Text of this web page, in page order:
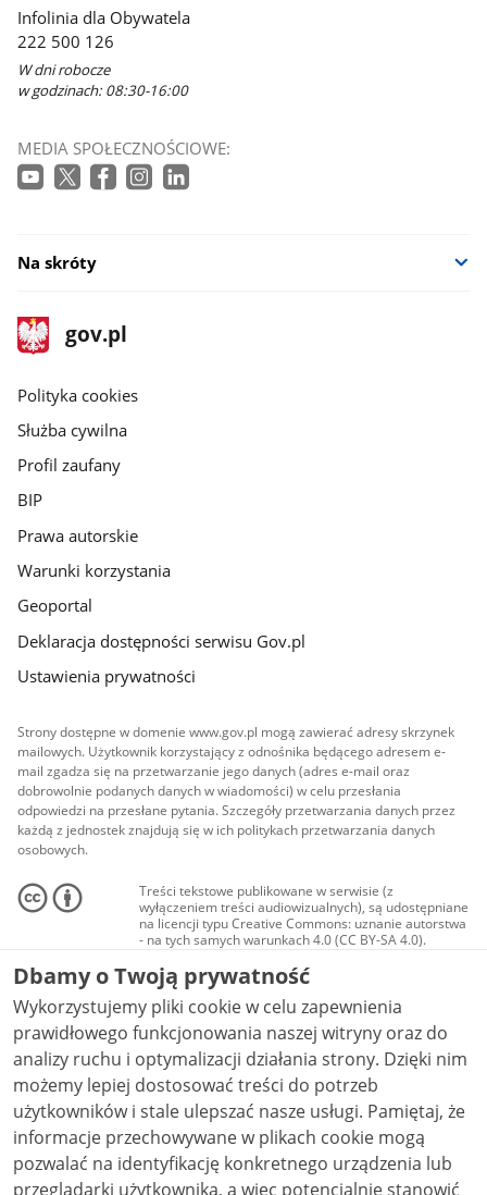
Infolinia dla Obywatela
222 500 126
W dni robocze
w godzinach: 08:30-16:00
MEDIA SPOŁECZNOŚCIOWE:
Na skróty
stopka
gov.pl
Strona
gov.pl
gov.pl
Polityka cookies
Służba cywilna
Profil zaufany
BIP
Prawa autorskie
Warunki korzystania
Geoportal
Deklaracja dostępności serwisu Gov.pl
Ustawienia prywatności
Strony dostępne w domenie www.gov.pl mogą zawierać adresy skrzynek
mailowych. Użytkownik korzystający z odnośnika będącego adresem e-
mail zgadza się na przetwarzanie jego danych (adres e-mail oraz
dobrowolnie podanych danych w wiadomości) w celu przesłania
odpowiedzi na przesłane pytania. Szczegóły przetwarzania danych przez
każdą z jednostek znajdują się w ich politykach przetwarzania danych
osobowych.
Treści tekstowe publikowane w serwisie (z
wyłączeniem treści audiowizualnych), są udostępniane
na licencji typu Creative Commons: uznanie autorstwa
- na tych samych warunkach 4.0 (CC BY-SA 4.0).
Materiały audiowizualne, w tym zdjęcia, materiały
audio i wideo, są udostępniane na licencji typu
Creative Commons: uznanie autorstwa użycie
niekomercyjne - bez utworów zależnych 4.0 (CC BY-
NC-ND 4.0), o ile nie jest to stwierdzone inaczej.
Dbamy o Twoją prywatność
Wykorzystujemy pliki cookie w celu zapewnienia
prawidłowego funkcjonowania naszej witryny oraz do
analizy ruchu i optymalizacji działania strony. Dzięki nim
możemy lepiej dostosować treści do potrzeb
użytkowników i stale ulepszać nasze usługi. Pamiętaj, że
informacje przechowywane w plikach cookie mogą
pozwalać na identyfikację konkretnego urządzenia lub
przeglądarki użytkownika, a więc potencjalnie stanowić